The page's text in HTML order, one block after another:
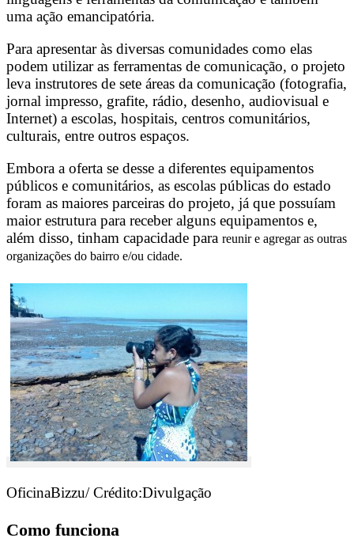
uma ação emancipatória.
Para apresentar às diversas comunidades como elas
podem utilizar as ferramentas de comunicação, o projeto
leva instrutores de sete áreas da comunicação (fotografia,
jornal impresso, grafite, rádio, desenho, audiovisual e
Internet) a escolas, hospitais, centros comunitários,
culturais, entre outros espaços.
Embora a oferta se desse a diferentes equipamentos
públicos e comunitários, as escolas públicas do estado
foram as maiores parceiras do projeto, já que possuíam
maior estrutura para receber alguns equipamentos e,
além disso, tinham capacidade para reunir e agregar as outras
organizações do bairro e/ou cidade.
OficinaBizzu/ Crédito:Divulgação
Como funciona